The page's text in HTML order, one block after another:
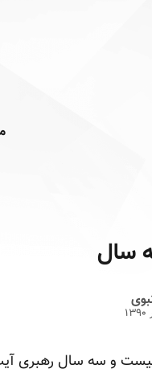
سال
و سه سال رهبری